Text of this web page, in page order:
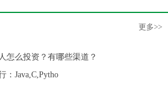
更多>>
怎么投资？有哪些渠道？
：Java,C,Pytho